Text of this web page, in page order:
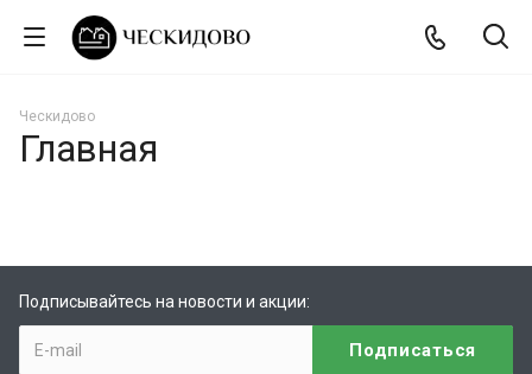
Ческидово
Главная
Подписывайтесь на новости и акции: